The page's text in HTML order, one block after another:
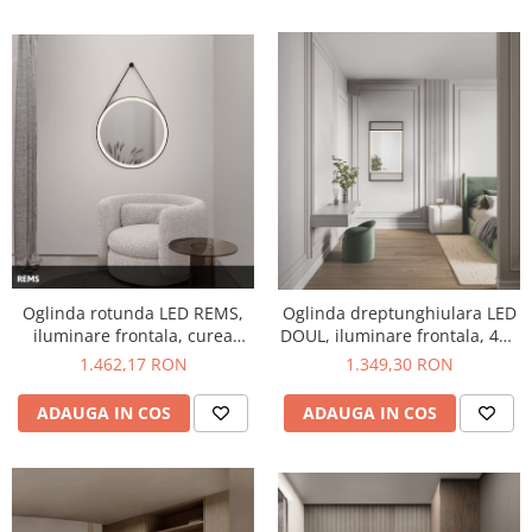
Oglinda rotunda LED REMS,
iluminare frontala, curea
decorativa, 701 lm, IP44,
dezaburire, diametru 64 cm -
NOVA LUCE
1.462,17 RON
ADAUGA IN COS
Oglinda dreptunghiulara LED
DOUL, iluminare frontala, 426
lm, IP44, intrerupator touch,
cm - NOVA LUCE
1.349,30 RON
ADAUGA IN COS